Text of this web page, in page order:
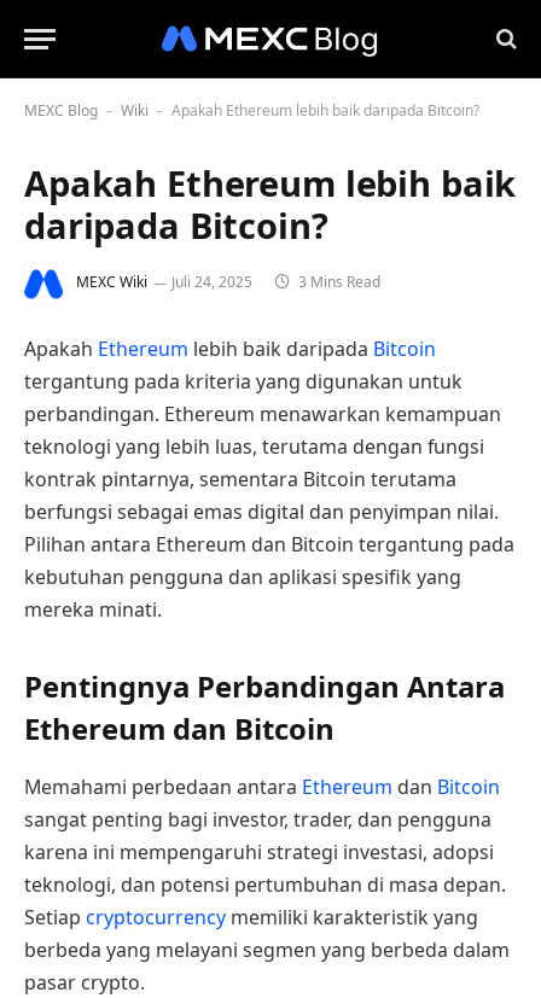
MEXC Blog - Wiki - Apakah Ethereum lebih baik daripada Bitcoin?
Apakah Ethereum lebih baik
daripada Bitcoin?
MEXC Wiki Juli 24, 2025 3 Mins Read
Apakah Ethereum lebih baik daripada Bitcoin
tergantung pada kriteria yang digunakan untuk
perbandingan. Ethereum menawarkan kemampuan
teknologi yang lebih luas, terutama dengan fungsi
kontrak pintarnya, sementara Bitcoin terutama
berfungsi sebagai emas digital dan penyimpan nilai.
Pilihan antara Ethereum dan Bitcoin tergantung pada
kebutuhan pengguna dan aplikasi spesifik yang
mereka minati.
Pentingnya Perbandingan Antara
Ethereum dan Bitcoin
Memahami perbedaan antara Ethereum dan Bitcoin
sangat penting bagi investor, trader, dan pengguna
karena ini mempengaruhi strategi investasi, adopsi
teknologi, dan potensi pertumbuhan di masa depan.
Setiap cryptocurrency memiliki karakteristik yang
berbeda yang melayani segmen yang berbeda dalam
pasar crypto.